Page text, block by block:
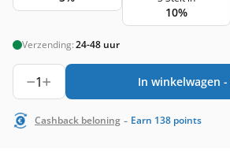
10%
Verzending:24-48 uur
1 In winkelwagen -
Cashback beloning - Earn 138 points